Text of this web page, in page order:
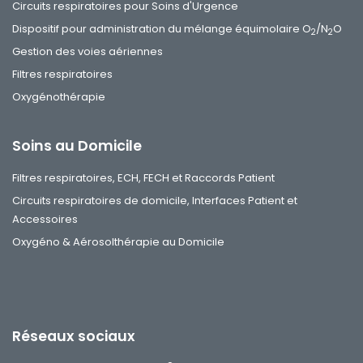
Circuits respiratoires pour Soins d'Urgence
Dispositif pour administration du mélange équimolaire O2/N2O
Gestion des voies aériennes
Filtres respiratoires
Oxygénothérapie
Soins au Domicile
Filtres respiratoires, ECH, FECH et Raccords Patient
Circuits respiratoires de domicile, Interfaces Patient et
Accessoires
Oxygéno & Aérosolthérapie au Domicile
Réseaux sociaux